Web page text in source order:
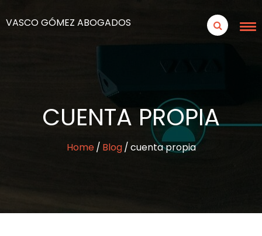
VASCO GÓMEZ ABOGADOS
CUENTA PROPIA
Home Blog cuenta propia